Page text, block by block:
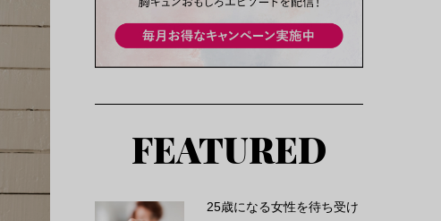
FEATURED
25歳になる女性を待ち受け